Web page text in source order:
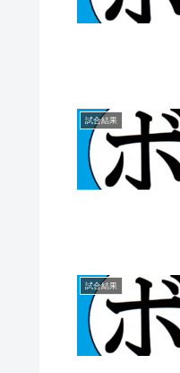
試合結果
試合結果